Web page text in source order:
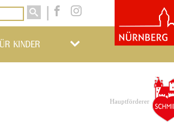
KINDER
Hauptförderer